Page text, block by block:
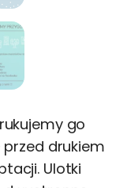
go
drukiem
Ulotki